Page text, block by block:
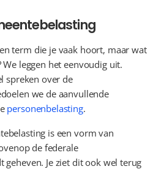
term die je vaak hoort, maar wat
leggen het eenvoudig uit.
spreken over de
we de aanvullende
personenbelasting.
is een vorm van
belasting in België die bovenop de federale
geheven. Je ziet dit ook wel terug